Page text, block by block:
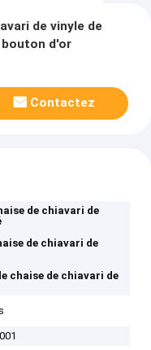
de vinyle de
d'or
Contactez
de chiavari de
de chiavari de
chaise de chiavari de